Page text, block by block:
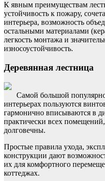
К явным преимуществам
устойчивость к пожару,
интерьера, возможность
остальными материалами
легкость монтажа и
износоустойчивость.
Деревянная лестница
Самой большой
интерьерах пользуются
гармонично вписываются в
практически всех
долговечны.
Простые правила ухода,
конструкции дают
их для комфортного
коттеджах.